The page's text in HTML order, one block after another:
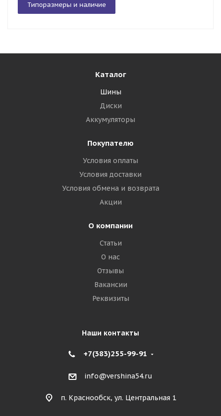
Типоразмеры и наличие
Каталог
Шины
Диски
Аккумуляторы
Покупателю
Условия оплаты
Условия доставки
Условия обмена и возврата
Акции
О компании
Статьи
О нас
Отзывы
Вакансии
Реквизиты
Наши контакты
+7(383)255-99-91
info@vershina54.ru
п. Краснообск, ул. Центральная 1